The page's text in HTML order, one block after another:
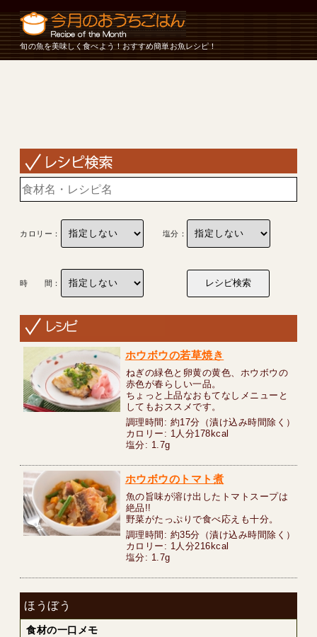
旬の魚を美味しく食べよう！おすすめ簡単お魚レシピ！
カロリー： 塩分：
時 間：
ホウボウの若草焼き
ねぎの緑色と卵黄の黄色、ホウボウの
赤色が春らしい一品。
ちょっと上品なおもてなしメニューと
してもおススメです。
調理時間: 約17分（漬け込み時間除く）
カロリー: 1人分178kcal
塩分: 1.7g
ホウボウのトマト煮
魚の旨味が溶け出したトマトスープは
絶品!!
野菜がたっぷりで食べ応えも十分。
調理時間: 約35分（漬け込み時間除く）
カロリー: 1人分216kcal
塩分: 1.7g
ほうぼう
食材の一口メモ